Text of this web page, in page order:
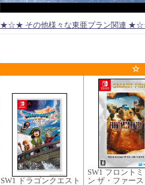
★☆★ その他様々な東亜プラン関連
☆
SW1 ドラゴンクエスト
SW1 フロント
ン ザ・ファー